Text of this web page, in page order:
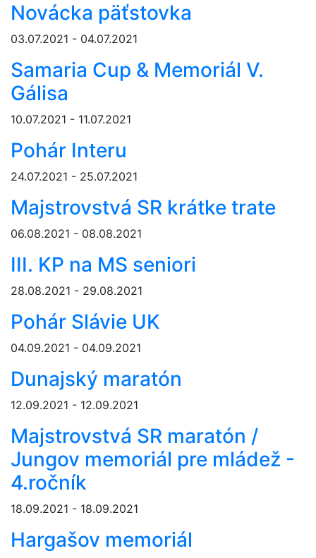
Novácka päťstovka
03.07.2021 - 04.07.2021
Samaria Cup & Memoriál V.
Gálisa
10.07.2021 - 11.07.2021
Pohár Interu
24.07.2021 - 25.07.2021
Majstrovstvá SR krátke trate
06.08.2021 - 08.08.2021
III. KP na MS seniori
28.08.2021 - 29.08.2021
Pohár Slávie UK
04.09.2021 - 04.09.2021
Dunajský maratón
12.09.2021 - 12.09.2021
Majstrovstvá SR maratón /
Jungov memoriál pre mládež -
4.ročník
18.09.2021 - 18.09.2021
Hargašov memoriál